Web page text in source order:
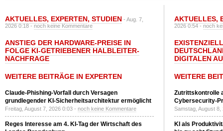
AKTUELLES, EXPERTEN, STUDIEN - Aug. 7,
2026 0:18 -noch keine Kommentare
ANSTIEG DER HARDWARE-PREISE IN
FOLGE KI-GETRIEBENER HALBLEITER-
NACHFRAGE
WEITERE BEITRÄGE IN EXPERTEN
Claude-Phishing-Vorfall durch Versagen
grundlegender KI-Sicherheitsarchitektur ermöglicht
Freitag, August 7, 2026 0:03 - noch keine Kommentare
Reges Interesse am 4. KI-Tag der Wirtschaft des
AKTUELLES,
2026 0:54 -noch
DIGITALEN
WEITERE
Zutrittskontrolle
Cybersecurity-
Samstag, August
KI als